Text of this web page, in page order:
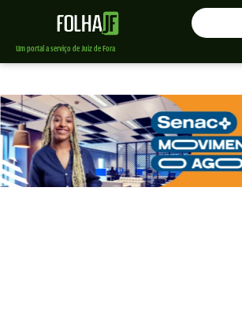
Um portal a serviço de Juiz de Fora